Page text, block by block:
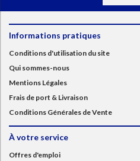
Informations pratiques
Conditions d'utilisation du site
Qui sommes-nous
Mentions Légales
Frais de port & Livraison
Conditions Générales de Vente
À votre service
Offres d'emploi